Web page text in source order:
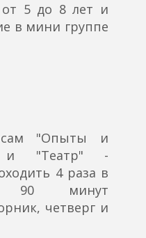
от 5 до 8 лет и
в мини группе
"Опыты и
и "Театр" -
4 раза в
90 минут
четверг и